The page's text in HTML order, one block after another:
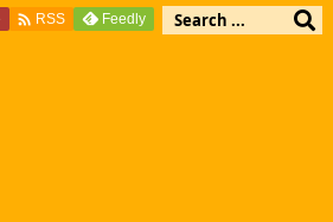
 RSS Feedly